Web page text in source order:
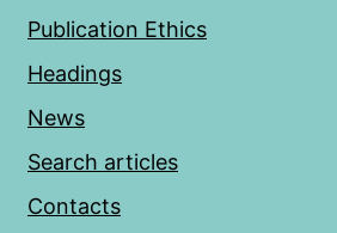
Publication Ethics
Headings
News
Search articles
Contacts